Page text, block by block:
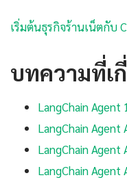
เริ่มต้นธุรกิจร้านเน็ตกับ
บทความที่เ
LangChain Agent
LangChain Agent
LangChain Agent
LangChain Agent